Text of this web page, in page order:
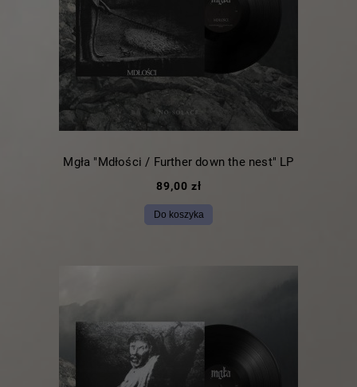
Mgła "Mdłości / Further down the nest" LP
89,00 zł
Do koszyka